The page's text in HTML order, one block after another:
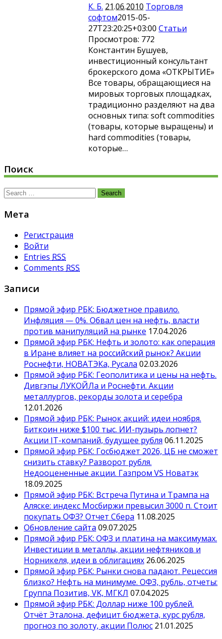
К. Б. 21.06.2010 Торговля
софтом2015-05-
27T23:20:25+03:00 Статьи
Просмотров: 772
Константин Бушуев,
инвестиционный консультант
брокерского дома «ОТКРЫТИЕ»
Все товары, обращающиеся на
мировых торговых площадках,
традиционно разделяют на два
основных типа: soft commodities
(товары, которые выращены) и
hard commodities (товары,
которые…
Поиск
Search
Мета
Регистрация
Войти
Entries RSS
Comments RSS
Записи
Прямой эфир РБК: Бюджетное правило.
Инфляция — 0%. Обвал цен на нефть, власти
против манипуляций на рынке 17.04.2026
Прямой эфир РБК: Нефть и золото: как операция
в Иране влияет на российский рынок? Акции
Роснефти, НОВАТЭКа, Русала 02.03.2026
Прямой эфир РБК: Геополитика и цены на нефть.
Дивгэпы ЛУКОЙЛа и Роснефти. Акции
металлургов, рекорды золота и серебра
12.01.2026
Прямой эфир РБК: Рынок акций: идеи ноября.
Биткоин ниже $100 тыс. ИИ-пузырь лопнет?
Акции IT-компаний, будущее рубля 06.11.2025
Прямой эфир РБК: Госбюджет 2026, ЦБ не сможет
снизить ставку? Разворот рубля.
Недооцененные акции. Газпром VS Новатэк
18.09.2025
Прямой эфир РБК: Встреча Путина и Трампа на
Аляске: индекс Мосбиржи превысил 3000 п. Стоит
покупать ОФЗ? Отчет Сбера 11.08.2025
Обновление сайта 09.07.2025
Прямой эфир РБК: ОФЗ и платина на максимумах.
Инвестиции в металлы, акции нефтяников и
Норникеля, идеи в облигациях 26.06.2025
Прямой эфир РБК: Рынки снова падают. Рецессия
близко? Нефть на минимуме. ОФЗ, рубль, отчеты:
Группа Позитив, VK, МГКЛ 07.04.2025
Прямой эфир РБК: Доллар ниже 100 рублей.
Отчёт Эталона, дефицит бюджета, курс рубля,
прогноз по золоту, акции Полюс 21.01.2025